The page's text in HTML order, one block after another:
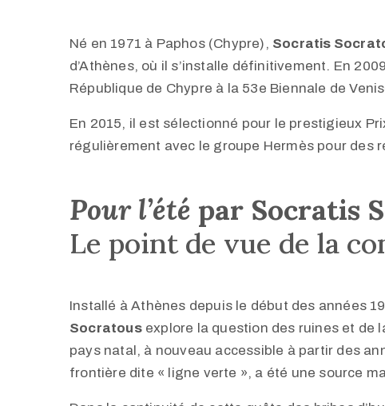
Né en 1971 à Paphos (Chypre), Socratis
d’Athènes, où il s’installe définitivement. En
République de Chypre à la 53e Biennale de
En 2015, il est sélectionné pour le prestigieux
régulièrement avec le groupe Hermès pour des
Pour l’été par Socratis
Le point de vue de la
Installé à Athènes depuis le début des années
Socratousexplore la question des ruines et de
pays natal, à nouveau accessible à partir des
frontière dite « ligne verte », a été une source